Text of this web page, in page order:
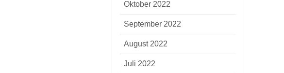
Oktober 2022
September 2022
August 2022
Juli 2022